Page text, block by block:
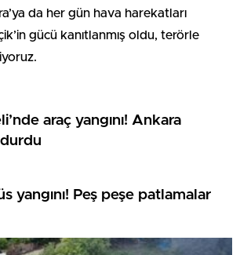
da her gün hava harekatları
gücü kanıtlanmış oldu, terörle
araç yangını! Ankara
yangını! Peş peşe patlamalar